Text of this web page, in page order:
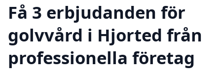
Få 3 erbjudanden för
golvvård i Hjorted från
professionella företag